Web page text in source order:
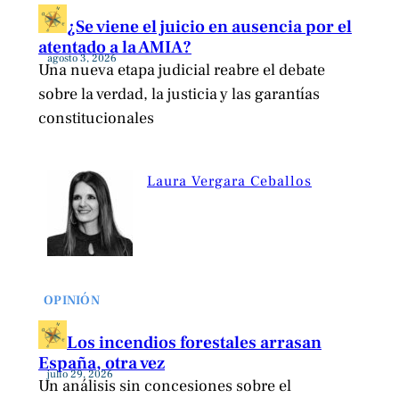
¿Se viene el juicio en ausencia por el
atentado a la AMIA?
agosto 3, 2026
Una nueva etapa judicial reabre el debate
sobre la verdad, la justicia y las garantías
constitucionales
Laura Vergara Ceballos
OPINIÓN
Los incendios forestales arrasan
España, otra vez
julio 29, 2026
Un análisis sin concesiones sobre el